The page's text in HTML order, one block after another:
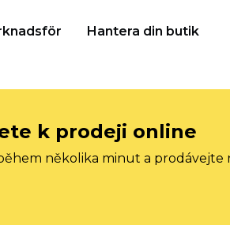
Hantera din butik
k prodeji online
několika minut a prodávejte